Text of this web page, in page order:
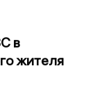
в
жителя